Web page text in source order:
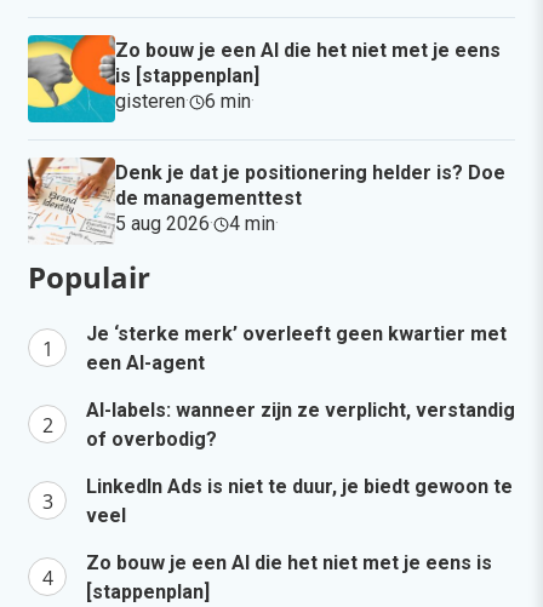
Zo bouw je een AI die het niet met je eens
is [stappenplan]
gisteren· 6 min·
Denk je dat je positionering helder is? Doe
de managementtest
5 aug 2026· 4 min·
Populair
Je ‘sterke merk’ overleeft geen kwartier met
een AI-agent
AI-labels: wanneer zijn ze verplicht, verstandig
of overbodig?
LinkedIn Ads is niet te duur, je biedt gewoon te
veel
Zo bouw je een AI die het niet met je eens is
[stappenplan]